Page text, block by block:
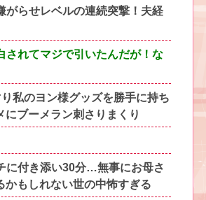
らせレベルの連続突撃！夫経
されてマジで引いたんだが！な
私のヨン様グッズを勝手に持ち
ブーメラン刺さりまくり
に付き添い30分…無事にお母さ
もしれない世の中怖すぎる